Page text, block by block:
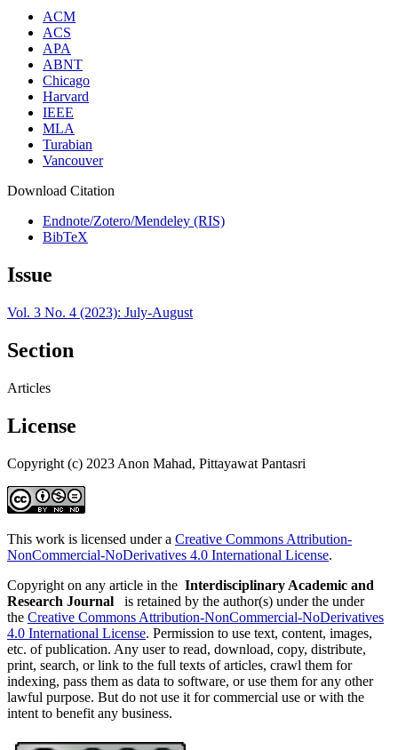
ACM
ACS
APA
ABNT
Chicago
Harvard
IEEE
MLA
Turabian
Vancouver
Download Citation
Endnote/Zotero/Mendeley (RIS)
BibTeX
Issue
Vol. 3 No. 4 (2023): July-August
Section
Articles
License
Copyright (c) 2023 Anon Mahad, Pittayawat Pantasri
This work is licensed under a Creative Commons Attribution-
NonCommercial-NoDerivatives 4.0 International License.
Copyright on any article in the Interdisciplinary Academic and
Research Journal is retained by the author(s) under the under
the Creative Commons Attribution-NonCommercial-NoDerivatives
4.0 International License. Permission to use text, content, images,
etc. of publication. Any user to read, download, copy, distribute,
print, search, or link to the full texts of articles, crawl them for
indexing, pass them as data to software, or use them for any other
lawful purpose. But do not use it for commercial use or with the
intent to benefit any business.